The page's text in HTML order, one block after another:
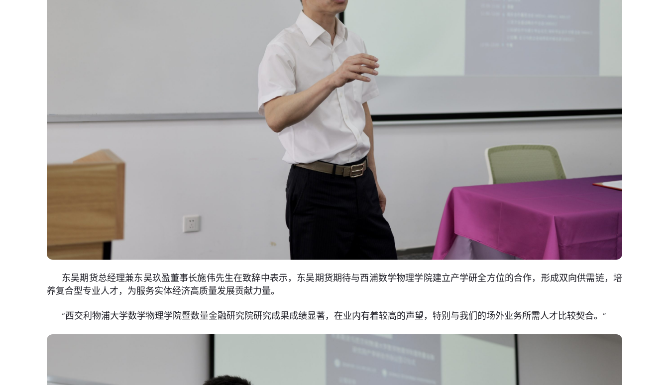
东吴期货总经理兼东吴玖盈董事长施伟先生在致辞中表示，东吴期货期待与西浦数学物理学院建立产学研全方位的合作，形成双向供需链，培
养复合型专业人才，为服务实体经济高质量发展贡献力量。
“西交利物浦大学数学物理学院暨数量金融研究院研究成果成绩显著，在业内有着较高的声望，特别与我们的场外业务所需人才比较契合。”